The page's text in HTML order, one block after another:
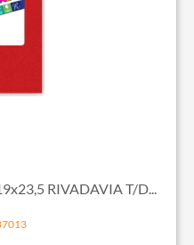
RIVADAVIA T/D...